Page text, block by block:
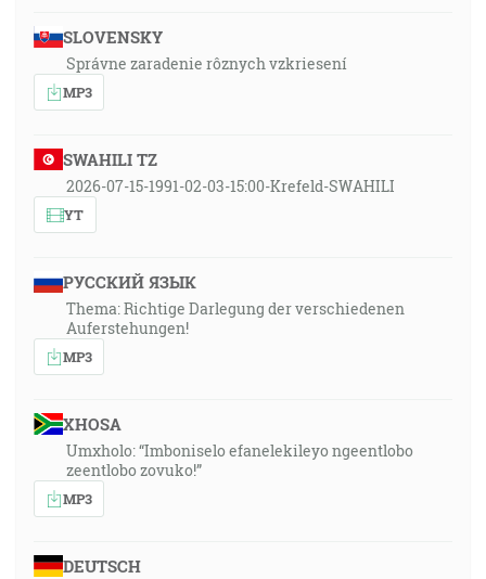
SLOVENSKY
Správne zaradenie rôznych vzkriesení
MP3
SWAHILI TZ
2026-07-15-1991-02-03-15:00-Krefeld-SWAHILI
YT
РУССКИЙ ЯЗЫК
Thema: Richtige Darlegung der verschiedenen
Auferstehungen!
MP3
XHOSA
Umxholo: “Imboniselo efanelekileyo ngeentlobo
zeentlobo zovuko!”
MP3
DEUTSCH